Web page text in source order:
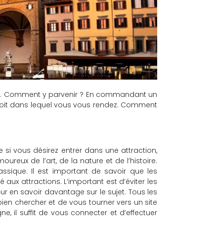
Comment y parvenir ? En commandant un
dans lequel vous vous rendez. Comment
si vous désirez entrer dans une attraction,
de l’art, de la nature et de l’histoire.
Il est important de savoir que les
attractions. L’important est d’éviter les
en savoir davantage sur le sujet. Tous les
chercher et de vous tourner vers un site
il suffit de vous connecter et d’effectuer